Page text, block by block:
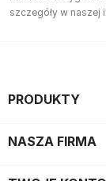
szczegóły w naszej
PRODUKTY
NASZA FIRMA